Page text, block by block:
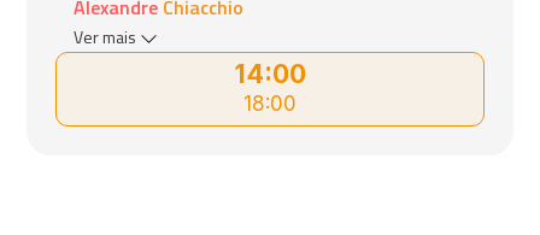
14:00
18:00
Alexandre Chiacchio
Ver mais